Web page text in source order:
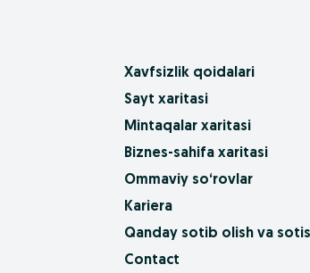
Xavfsizlik qoidalari
Sayt xaritasi
Mintaqalar xaritasi
Biznes-sahifa xaritasi
Ommaviy so‘rovlar
Kariera
Qanday sotib olish va
Contact